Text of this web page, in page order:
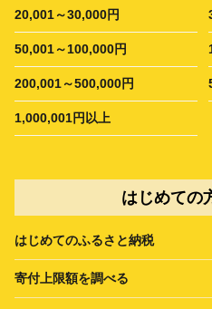
20,001～30,000円
50,001～100,000円
200,001～500,000円
1,000,001円以上
はじめての
はじめてのふるさと納税
寄付上限額を調べる